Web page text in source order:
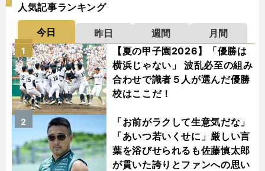
人気記事ランキング
今日 昨日 週間
月間
【夏の甲子園2026】「優勝は
横浜じゃない」 波乱必至の組み
合わせで識者５人が選んだ優勝
校はここだ！
1
「お前がラクして生意気だな」
「あいつ若いくせに」厳しい言
葉を浴びせられるも佐藤慎太郎
が貫いた誇りとファンへの思い
2